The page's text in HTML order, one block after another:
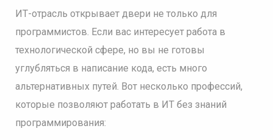
ИТ-отрасль открывает двери не только для
программистов. Если вас интересует работа в
технологической сфере, но вы не готовы
углубляться в написание кода, есть много
альтернативных путей. Вот несколько профессий,
которые позволяют работать в ИТ без знаний
программирования: